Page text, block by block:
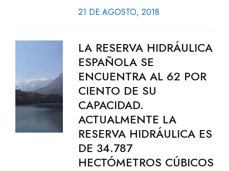
21 DE AGOSTO, 2018
LA RESERVA HIDRÁULICA
ESPAÑOLA SE
ENCUENTRA AL 62 POR
CIENTO DE SU
CAPACIDAD.
ACTUALMENTE LA
RESERVA HIDRÁULICA ES
DE 34.787
HECTÓMETROS CÚBICOS